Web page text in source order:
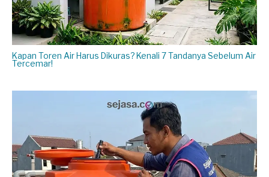
Kapan Toren Air Harus Dikuras? Kenali 7 Tandanya Sebelum Air
Tercemar!